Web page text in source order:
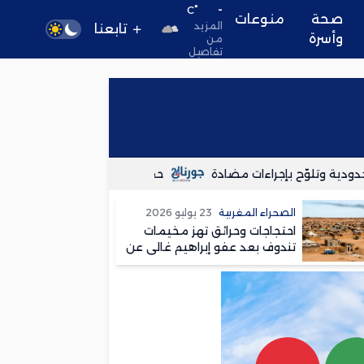
صحة
وأسرة
منوعات
-
°C
المزيد
من
تفاصيل
تابعنا
حفل زفاف يتحول إلى عزاء بسبت ولاد وتلوّح بإجراءات مضادة
الصحراء المغربية 23 يوليو 2026
احتجاجات وحرائق تهز مخيمات
تندوف بعد عفو إبراهيم غالي عن
متهم بقتل امرأة